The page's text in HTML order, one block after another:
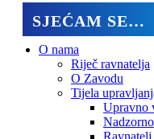
SJEĆAM SE…
O nama
Riječ ravnatelja
O Zavodu
Tijela
Upravno